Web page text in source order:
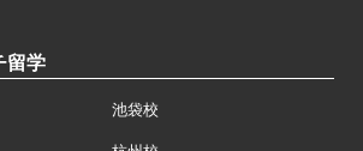
留学
池袋校